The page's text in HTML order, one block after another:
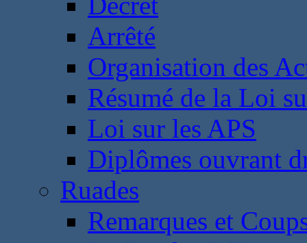
Arrêté
Organisation des
Résumé de la Loi
Loi sur les APS
Diplômes ouvrant
Ruades
Remarques et